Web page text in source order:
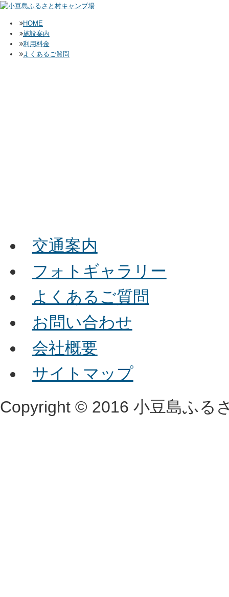
HOME
施設案内
利用料金
よくあるご質問
交通案内
フォトギャラリー
よくあるご質問
お問い合わせ
会社概要
サイトマップ
Copyright © 2016 小豆島ふる